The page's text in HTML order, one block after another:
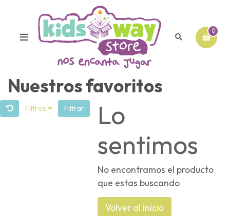
0
Nuestros favoritos
Filtros Filtrar
Lo
sentimos
No encontramos el producto
que estas buscando
Volver al inicio